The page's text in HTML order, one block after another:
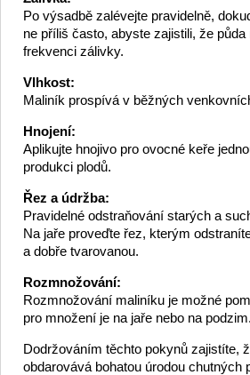
Po výsadbě zalévejte pravidelně,
ne příliš často, abyste zajistili, že
frekvenci zálivky.
Vlhkost:
Maliník prospívá v běžných
Hnojení:
Aplikujte hnojivo pro ovocné keře
produkci plodů.
Řez a údržba:
Pravidelné odstraňování starých a
Na jaře proveďte řez, kterým
a dobře tvarovanou.
Rozmnožování:
Rozmnožování maliníku je možné
pro množení je na jaře nebo na podzim.
Dodržováním těchto pokynů zajistíte,
obdarovává bohatou úrodou chutných